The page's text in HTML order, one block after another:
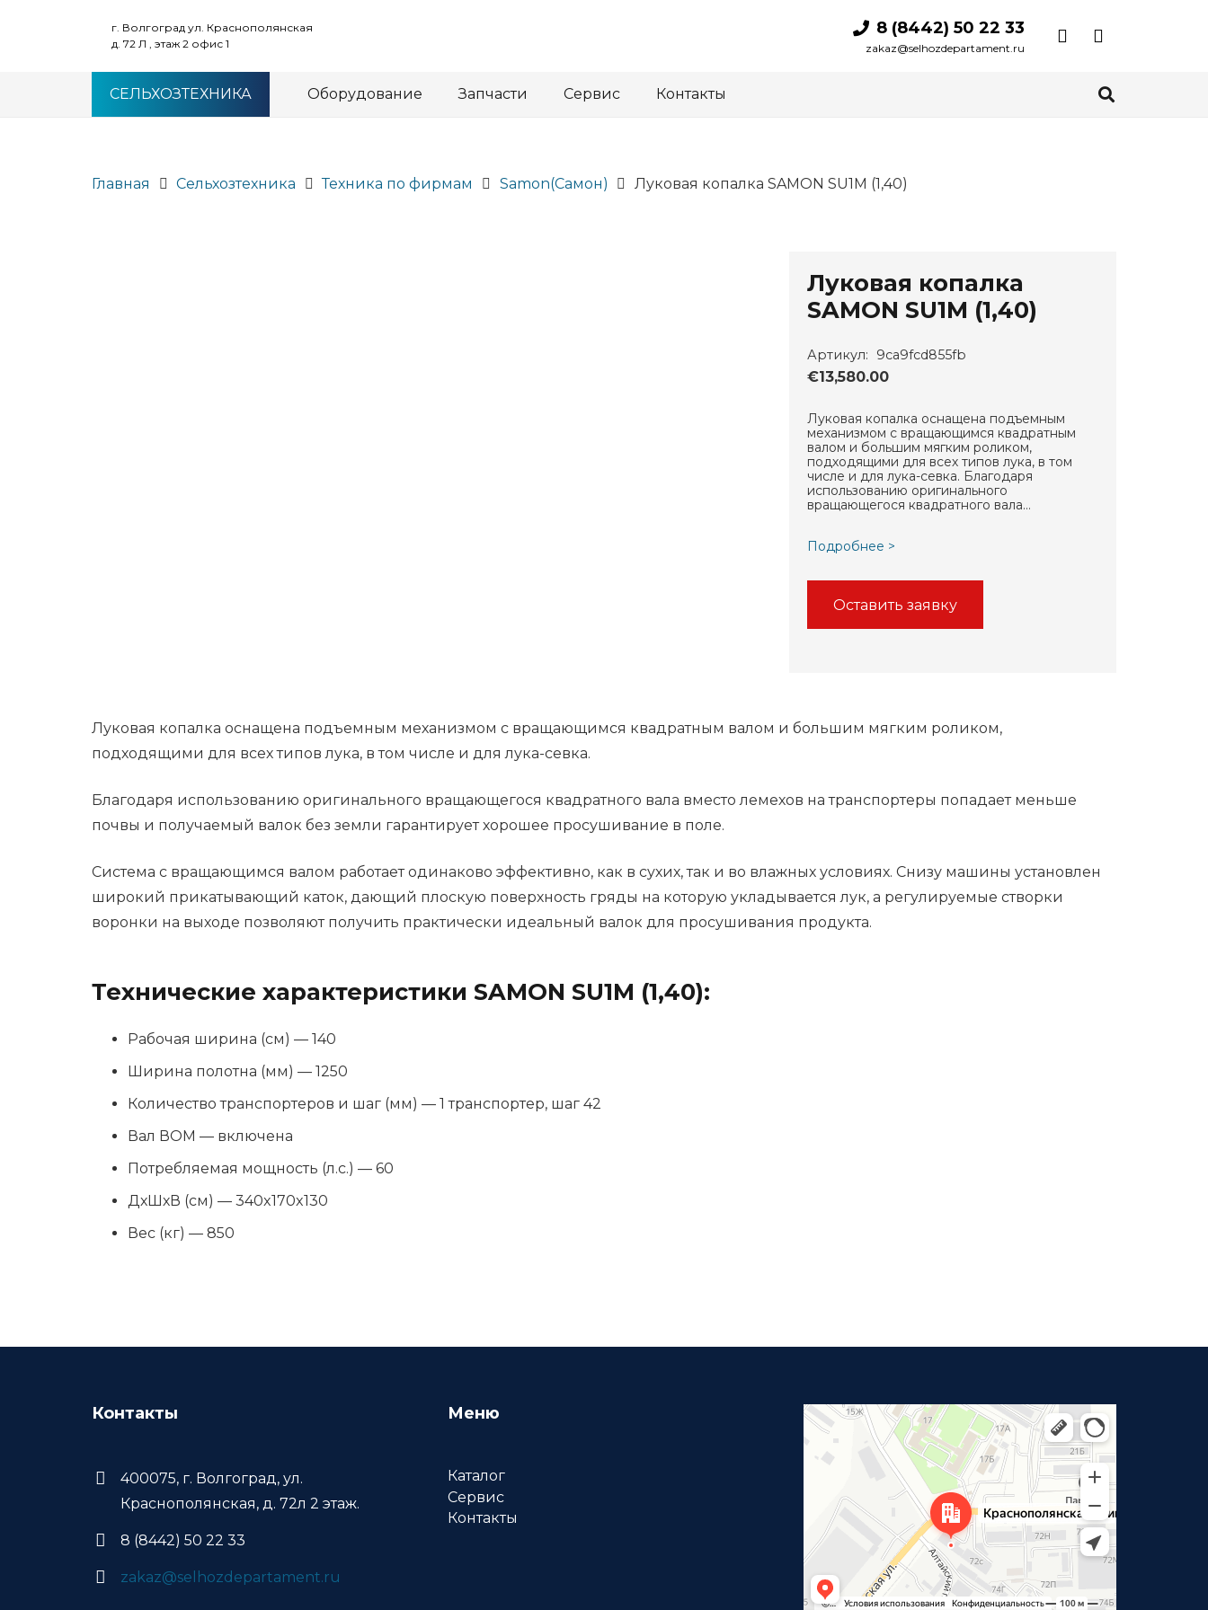
г. Волгоград ул. Краснополянская
д. 72 Л , этаж 2 офис 1
8 (8442) 50 22 33
zakaz@selhozdepartament.ru
СЕЛЬХОЗТЕХНИКА Оборудование Запчасти Сервис Контакты
Главная Сельхозтехника Техника по фирмам Samon(Самон) Луковая копалка SAMON SU1M (1,40)
Луковая копалка
SAMON SU1M (1,40)
Артикул: 9ca9fcd855fb
€13,580.00
Луковая копалка оснащена подъемным
механизмом с вращающимся квадратным
валом и большим мягким роликом,
подходящими для всех типов лука, в том
числе и для лука-севка. Благодаря
использованию оригинального
вращающегося квадратного вала…
Подробнее >
Оставить заявку
Луковая копалка оснащена подъемным механизмом с вращающимся квадратным валом и большим мягким роликом,
подходящими для всех типов лука, в том числе и для лука-севка.
Благодаря использованию оригинального вращающегося квадратного вала вместо лемехов на транспортеры попадает меньше
почвы и получаемый валок без земли гарантирует хорошее просушивание в поле.
Система с вращающимся валом работает одинаково эффективно, как в сухих, так и во влажных условиях. Снизу машины установлен
широкий прикатывающий каток, дающий плоскую поверхность гряды на которую укладывается лук, а регулируемые створки
воронки на выходе позволяют получить практически идеальный валок для просушивания продукта.
Технические характеристики SAMON SU1M (1,40):
Рабочая ширина (см) — 140
Ширина полотна (мм) — 1250
Количество транспортеров и шаг (мм) — 1 транспортер, шаг 42
Вал ВОМ — включена
Потребляемая мощность (л.с.) — 60
ДхШхВ (cм) — 340x170x130
Вес (кг) — 850
Контакты
400075, г. Волгоград, ул.
Краснополянская, д. 72л 2 этаж.
8 (8442) 50 22 33
zakaz@selhozdepartament.ru
Меню
Каталог
Сервис
Контакты
Волгоград
Краснополянская улица, 72Л на карте Волгограда —
Яндекс Карты